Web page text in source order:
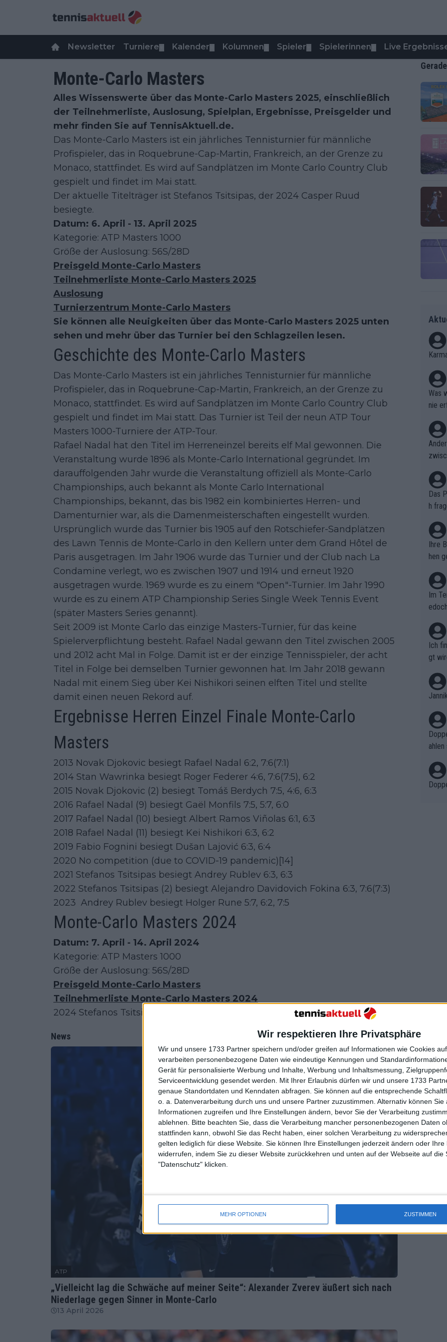
Wir respektieren Ihre Privatsphäre
Wir und unsere 1733 Partner speichern und/oder greifen auf Informationen wie Cookies
verarbeiten personenbezogene Daten wie eindeutige Kennungen und
Gerät für personalisierte Werbung und Inhalte, Werbung und Inhaltsmessung,
Serviceentwicklung gesendet werden. Mit Ihrer Erlaubnis dürfen wir und unsere 1733
genaue Standortdaten und Kenndaten abfragen. Sie können auf die entsprechende
o. a. Datenverarbeitung durch uns und unsere Partner zuzustimmen. Alternativ können Sie
Informationen zugreifen und Ihre Einstellungen ändern, bevor Sie der Verarbeitung
ablehnen. Bitte beachten Sie, dass die Verarbeitung mancher personenbezogenen Daten
stattfinden kann, obwohl Sie das Recht haben, einer solchen Verarbeitung zu
gelten lediglich für diese Website. Sie können Ihre Einstellungen jederzeit ändern oder Ihre
widerrufen, indem Sie zu dieser Website zurückkehren und unten auf der Webseite auf die
"Datenschutz" klicken.
MEHR OPTIONEN ZUSTIMMEN
Newsletter Turniere Kalender Kolumnen Spieler Spielerinnen Live
Monte-Carlo Masters
Alles Wissenswerte über das Monte-Carlo Masters 2025, einschließlich
der Teilnehmerliste, Auslosung, Spielplan, Ergebnisse, Preisgelder und
mehr finden Sie auf TennisAktuell.de.
Das Monte-Carlo Masters ist ein jährliches Tennisturnier für männliche
Profispieler, das in Roquebrune-Cap-Martin, Frankreich, an der Grenze zu
Monaco, stattfindet. Es wird auf Sandplätzen im Monte Carlo Country Club
gespielt und findet im Mai statt.
Der aktuelle Titelträger ist Stefanos Tsitsipas, der 2024 Casper Ruud
besiegte.
Datum: 6. April - 13. April 2025
Kategorie: ATP Masters 1000
Größe der Auslosung: 56S/28D
Preisgeld Monte-Carlo Masters
Teilnehmerliste Monte-Carlo Masters 2025
Auslosung
Turnierzentrum Monte-Carlo Masters
Sie können alle Neuigkeiten über das Monte-Carlo Masters 2025 unten
sehen und mehr über das Turnier bei den Schlagzeilen lesen.
Geschichte des Monte-Carlo Masters
Das Monte-Carlo Masters ist ein jährliches Tennisturnier für männliche
Profispieler, das in Roquebrune-Cap-Martin, Frankreich, an der Grenze zu
Monaco, stattfindet. Es wird auf Sandplätzen im Monte Carlo Country Club
gespielt und findet im Mai statt. Das Turnier ist Teil der neun ATP Tour
Masters 1000-Turniere der ATP-Tour.
Rafael Nadal hat den Titel im Herreneinzel bereits elf Mal gewonnen. Die
Veranstaltung wurde 1896 als Monte-Carlo International gegründet. Im
darauffolgenden Jahr wurde die Veranstaltung offiziell als Monte-Carlo
Championships, auch bekannt als Monte Carlo International
Championships, bekannt, das bis 1982 ein kombiniertes Herren- und
Damenturnier war, als die Damenmeisterschaften eingestellt wurden.
Ursprünglich wurde das Turnier bis 1905 auf den Rotschiefer-Sandplätzen
des Lawn Tennis de Monte-Carlo in den Kellern unter dem Grand Hôtel de
Paris ausgetragen. Im Jahr 1906 wurde das Turnier und der Club nach La
Condamine verlegt, wo es zwischen 1907 und 1914 und erneut 1920
ausgetragen wurde. 1969 wurde es zu einem "Open"-Turnier. Im Jahr 1990
wurde es zu einem ATP Championship Series Single Week Tennis Event
(später Masters Series genannt).
Seit 2009 ist Monte Carlo das einzige Masters-Turnier, für das keine
Spielerverpflichtung besteht. Rafael Nadal gewann den Titel zwischen 2005
und 2012 acht Mal in Folge. Damit ist er der einzige Tennisspieler, der acht
Titel in Folge bei demselben Turnier gewonnen hat. Im Jahr 2018 gewann
Nadal mit einem Sieg über Kei Nishikori seinen elften Titel und stellte
damit einen neuen Rekord auf.
Ergebnisse Herren Einzel Finale Monte-Carlo
Masters
2013 Novak Djokovic besiegt Rafael Nadal 6:2, 7:6(7:1)
2014 Stan Wawrinka besiegt Roger Federer 4:6, 7:6(7:5), 6:2
2015 Novak Djokovic (2) besiegt Tomáš Berdych 7:5, 4:6, 6:3
2016 Rafael Nadal (9) besiegt Gaël Monfils 7:5, 5:7, 6:0
2017 Rafael Nadal (10) besiegt Albert Ramos Viñolas 6:1, 6:3
2018 Rafael Nadal (11) besiegt Kei Nishikori 6:3, 6:2
2019 Fabio Fognini besiegt Dušan Lajović 6:3, 6:4
2020 No competition (due to COVID-19 pandemic)[14]
2021 Stefanos Tsitsipas besiegt Andrey Rublev 6:3, 6:3
2022 Stefanos Tsitsipas (2) besiegt Alejandro Davidovich Fokina 6:3, 7:6(7:3)
2023 Andrey Rublev besiegt Holger Rune 5:7, 6:2, 7:5
Monte-Carlo Masters 2024
Datum: 7. April - 14. April 2024
Kategorie: ATP Masters 1000
Größe der Auslosung: 56S/28D
Preisgeld Monte-Carlo Masters
Teilnehmerliste Monte-Carlo Masters 2024
2024 Stefanos Tsitsipas besiegt Caspar Ruud 6:1, 6:4
News
ATP
„Vielleicht lag die Schwäche auf meiner Seite“: Alexander Zverev äußert sich nach
Niederlage gegen Sinner in Monte-Carlo
13 April 2026
Was
nie
Das
h
er
Ihre
hen
Im
Ich
gt
rlich
n
ist
dig
hat
wohl
en
gst